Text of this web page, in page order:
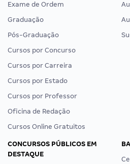
Exame de Ordem
Graduação
Pós-Graduação
Cursos por Concurso
Cursos por Carreira
Cursos por Estado
Cursos por Professor
Oficina de Redação
Cursos Online Gratuitos
CONCURSOS PÚBLICOS EM
DESTAQUE